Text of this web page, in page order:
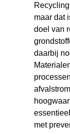
maar dat
doel van
daarbij
met